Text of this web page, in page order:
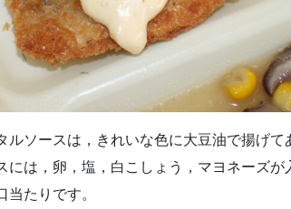
ルソースは，きれいな色に大豆油で揚げて
には，卵，塩，白こしょう，マヨネーズが
当たりです。